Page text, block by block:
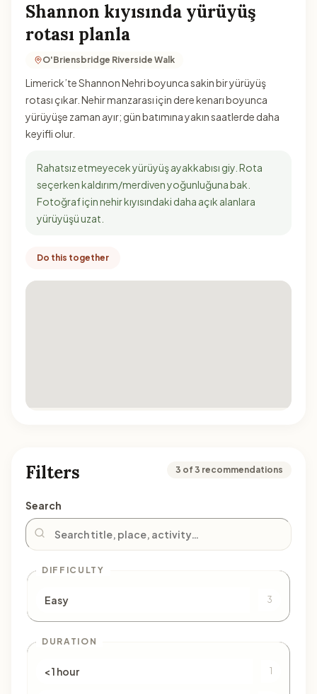
Shannon kıyısında yürüyüş
rotası planla
O'Briensbridge Riverside Walk
Limerick’te Shannon Nehri boyunca sakin bir yürüyüş
rotası çıkar. Nehir manzarası için dere kenarı boyunca
yürüyüşe zaman ayır; gün batımına yakın saatlerde daha
keyifli olur.
Rahatsız etmeyecek yürüyüş ayakkabısı giy. Rota
seçerken kaldırım/merdiven yoğunluğuna bak.
Fotoğraf için nehir kıyısındaki daha açık alanlara
yürüyüşü uzat.
Do this together
Filters 3 of 3 recommendations
Search
DIFFICULTY
Easy 3
DURATION
< 1 hour 1